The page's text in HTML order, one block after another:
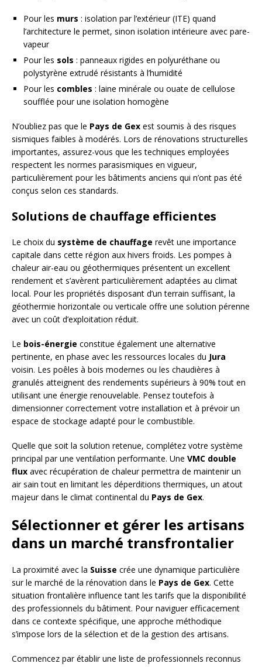
Pour les murs : isolation par l’extérieur (ITE) quand
l’architecture le permet, sinon isolation intérieure avec pare-
vapeur
Pour les sols : panneaux rigides en polyuréthane ou
polystyrène extrudé résistants à l’humidité
Pour les combles : laine minérale ou ouate de cellulose
soufflée pour une isolation homogène
N’oubliez pas que le Pays de Gex est soumis à des risques
sismiques faibles à modérés. Lors de rénovations structurelles
importantes, assurez-vous que les techniques employées
respectent les normes parasismiques en vigueur,
particulièrement pour les bâtiments anciens qui n’ont pas été
conçus selon ces standards.
Solutions de chauffage efficientes
Le choix du système de chauffage revêt une importance
capitale dans cette région aux hivers froids. Les pompes à
chaleur air-eau ou géothermiques présentent un excellent
rendement et s’avèrent particulièrement adaptées au climat
local. Pour les propriétés disposant d’un terrain suffisant, la
géothermie horizontale ou verticale offre une solution pérenne
avec un coût d’exploitation réduit.
Le bois-énergie constitue également une alternative
pertinente, en phase avec les ressources locales du Jura
voisin. Les poêles à bois modernes ou les chaudières à
granulés atteignent des rendements supérieurs à 90% tout en
utilisant une énergie renouvelable. Pensez toutefois à
dimensionner correctement votre installation et à prévoir un
espace de stockage adapté pour le combustible.
Quelle que soit la solution retenue, complétez votre système
principal par une ventilation performante. Une VMC double
flux avec récupération de chaleur permettra de maintenir un
air sain tout en limitant les déperditions thermiques, un atout
majeur dans le climat continental du Pays de Gex.
Sélectionner et gérer les artisans
dans un marché transfrontalier
La proximité avec la Suisse crée une dynamique particulière
sur le marché de la rénovation dans le Pays de Gex. Cette
situation frontalière influence tant les tarifs que la disponibilité
des professionnels du bâtiment. Pour naviguer efficacement
dans ce contexte spécifique, une approche méthodique
s’impose lors de la sélection et de la gestion des artisans.
Commencez par établir une liste de professionnels reconnus